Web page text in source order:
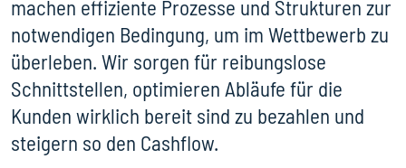
machen effiziente Prozesse und Strukturen zur
notwendigen Bedingung, um im Wettbewerb zu
überleben. Wir sorgen für reibungslose
Schnittstellen, optimieren Abläufe für die
Kunden wirklich bereit sind zu bezahlen und
steigern so den Cashflow.